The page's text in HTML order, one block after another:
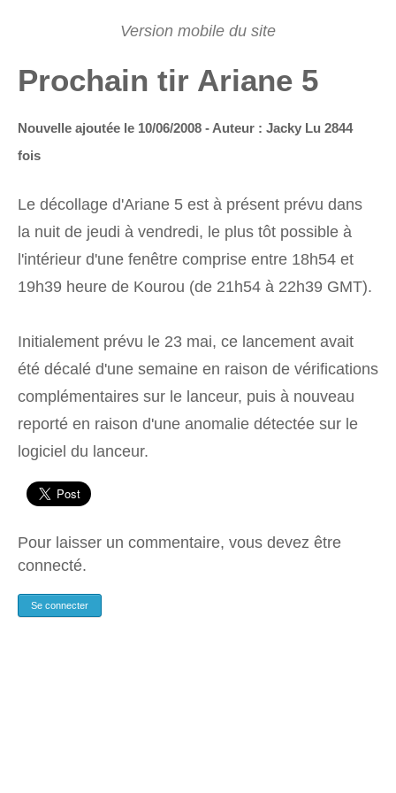
Prochain tir Ariane 5
Nouvelle ajoutée le 10/06/2008 - Auteur : Jacky Lu 2844
fois
Le décollage d'Ariane 5 est à présent prévu dans
la nuit de jeudi à vendredi, le plus tôt possible à
l'intérieur d'une fenêtre comprise entre 18h54 et
19h39 heure de Kourou (de 21h54 à 22h39 GMT).
Initialement prévu le 23 mai, ce lancement avait
été décalé d'une semaine en raison de vérifications
complémentaires sur le lanceur, puis à nouveau
reporté en raison d'une anomalie détectée sur le
logiciel du lanceur.
Pour laisser un commentaire, vous devez être
connecté.
Se connecter